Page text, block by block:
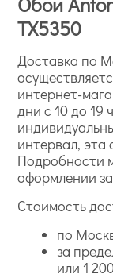
TX5350
Доставка по
интернет-
дни с 10 до 19
интервал, эта
Подробности
оформлении
Стоимость
по
за
или 1